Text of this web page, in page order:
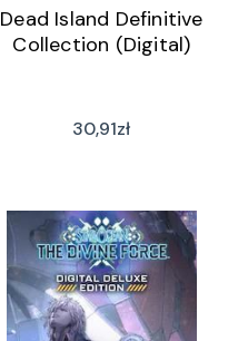
Dead Island Definitive
Collection (Digital)
30,91zł